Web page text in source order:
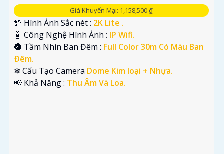
Giá Khuyến Mại: 1,158,500 ₫
💯 Hình Ảnh Sắc nét : 2K Lite .
🤖️ Công Nghệ Hình Ảnh : IP Wifi.
🌚 Tầm Nhìn Ban Đêm : Full Color 30m Có Màu Ban
Ðêm.
❄ Cấu Tạo Camera Dome Kim loại + Nhựa.
️📢 Khả Năng : Thu Âm Và Loa.